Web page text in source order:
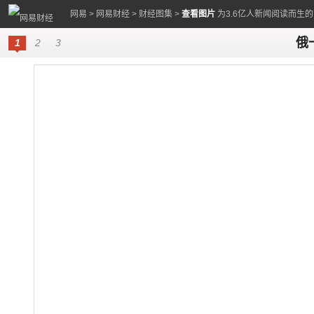
网易 > 网易财经 > 财经图集 > 查看图片 为3.6亿人新闻阅读而生
1 2 3 俄